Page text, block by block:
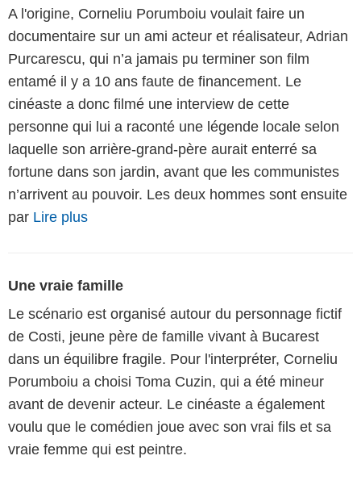
A l'origine, Corneliu Porumboiu voulait faire un
documentaire sur un ami acteur et réalisateur, Adrian
Purcarescu, qui n’a jamais pu terminer son film
entamé il y a 10 ans faute de financement. Le
cinéaste a donc filmé une interview de cette
personne qui lui a raconté une légende locale selon
laquelle son arrière-grand-père aurait enterré sa
fortune dans son jardin, avant que les communistes
n’arrivent au pouvoir. Les deux hommes sont ensuite
par Lire plus
Une vraie famille
Le scénario est organisé autour du personnage fictif
de Costi, jeune père de famille vivant à Bucarest
dans un équilibre fragile. Pour l'interpréter, Corneliu
Porumboiu a choisi Toma Cuzin, qui a été mineur
avant de devenir acteur. Le cinéaste a également
voulu que le comédien joue avec son vrai fils et sa
vraie femme qui est peintre.